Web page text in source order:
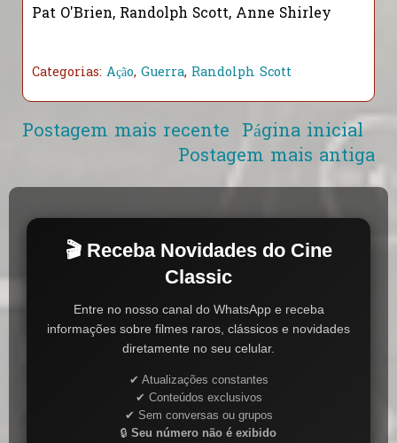
Pat O'Brien, Randolph Scott, Anne Shirley
Categorias: Ação, Guerra, Randolph Scott
Postagem mais recente
Postagem mais antiga
Página inicial
🎬 Receba Novidades do Cine
Classic
Entre no nosso canal do WhatsApp e receba
informações sobre filmes raros, clássicos e novidades
diretamente no seu celular.
✔ Atualizações constantes
✔ Conteúdos exclusivos
✔ Sem conversas ou grupos
🔒 Seu número não é exibido